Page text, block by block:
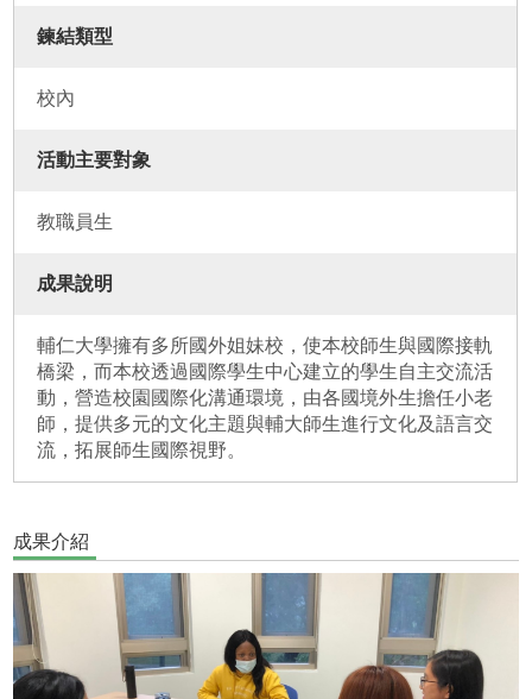
鍊結類型
校內
活動主要對象
教職員生
成果說明
輔仁大學擁有多所國外姐妹校，使本校師生與國際接軌
橋梁，而本校透過國際學生中心建立的學生自主交流活
動，營造校園國際化溝通環境，由各國境外生擔任小老
師，提供多元的文化主題與輔大師生進行文化及語言交
流，拓展師生國際視野。
成果介紹